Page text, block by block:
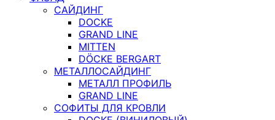
САЙДИНГ
DOCKE
GRAND LINE
MITTEN
DÖCKE BERGART
МЕТАЛЛОСАЙДИНГ
МЕТАЛЛ ПРОФИЛЬ
GRAND LINE
СОФИТЫ ДЛЯ КРОВЛИ